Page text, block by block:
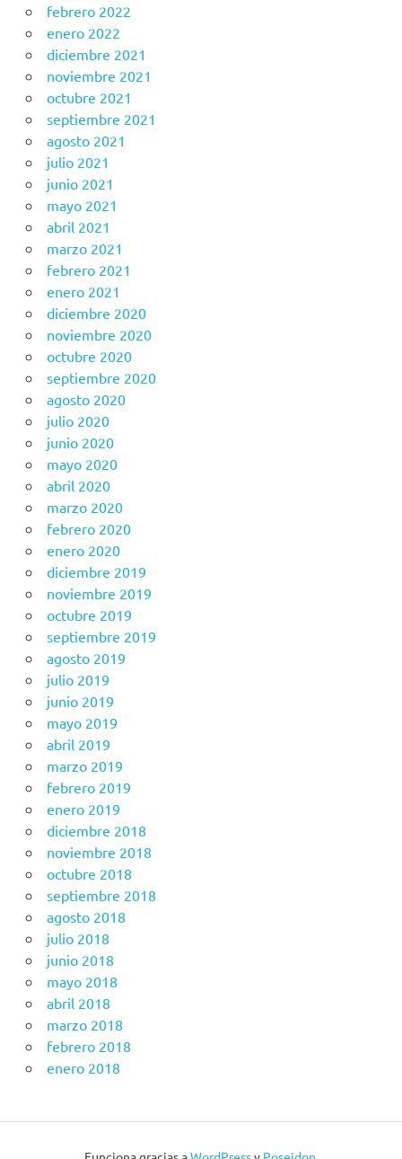
febrero 2022
enero 2022
diciembre 2021
noviembre 2021
octubre 2021
septiembre 2021
agosto 2021
julio 2021
junio 2021
mayo 2021
abril 2021
marzo 2021
febrero 2021
enero 2021
diciembre 2020
noviembre 2020
octubre 2020
septiembre 2020
agosto 2020
julio 2020
junio 2020
mayo 2020
abril 2020
marzo 2020
febrero 2020
enero 2020
diciembre 2019
noviembre 2019
octubre 2019
septiembre 2019
agosto 2019
julio 2019
junio 2019
mayo 2019
abril 2019
marzo 2019
febrero 2019
enero 2019
diciembre 2018
noviembre 2018
octubre 2018
septiembre 2018
agosto 2018
julio 2018
junio 2018
mayo 2018
abril 2018
marzo 2018
febrero 2018
enero 2018